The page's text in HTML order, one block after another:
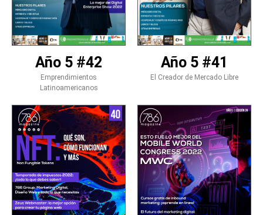
Año 5 #42
Emprendimientos
Latinoamericanos
Año 5 #41
El Creador de Mercado Libre